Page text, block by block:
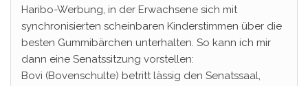
Haribo-Werbung, in der Erwachsene sich mit
synchronisierten scheinbaren Kinderstimmen über die
besten Gummibärchen unterhalten. So kann ich mir
dann eine Senatssitzung vorstellen:
Bovi (Bovenschulte) betritt lässig den Senatssaal,